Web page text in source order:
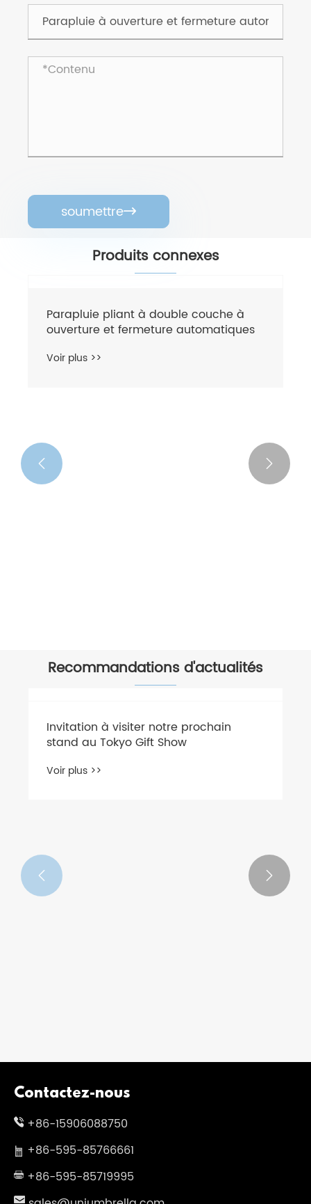
soumettre
Produits connexes
 
Recommandations d'actualités
 
Contactez-nous
+86-15906088750
+86-595-85766661
+86-595-85719995